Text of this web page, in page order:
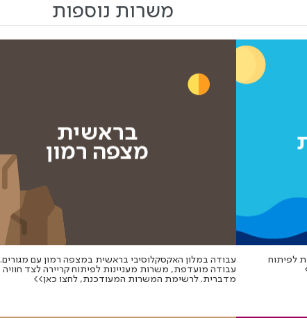
משרות נוספות
לפיתוח
עבודה במלון האקסקלוסיבי בראשית במצפה רמון עם מגורים.
עבודה מועדפת, משרות מעניינות לפיתוח קריירה לצד חוויה
מדברית. לרשימת המשרות המעודכנת, לחצו כאן>>